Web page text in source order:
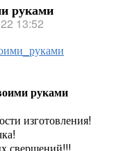
руками
13:52
руками
изготовления!